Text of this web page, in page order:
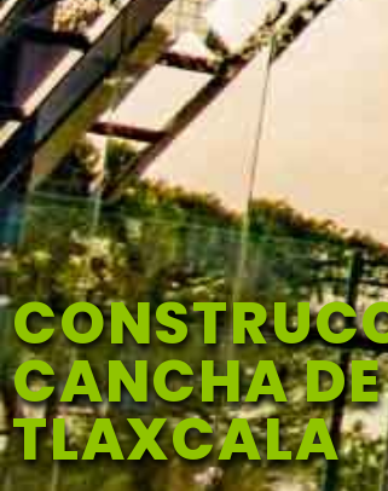
CANCHA
TLAXCALA